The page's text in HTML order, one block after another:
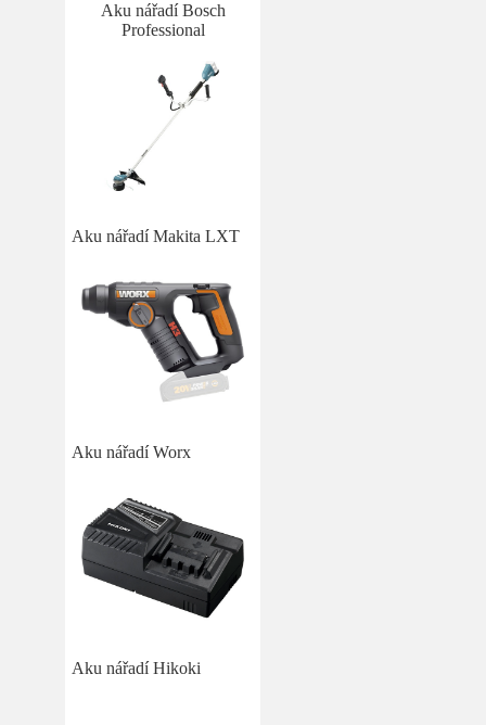
Aku nářadí Bosch
Professional
Aku nářadí Makita LXT
Aku nářadí Worx
Aku nářadí Hikoki